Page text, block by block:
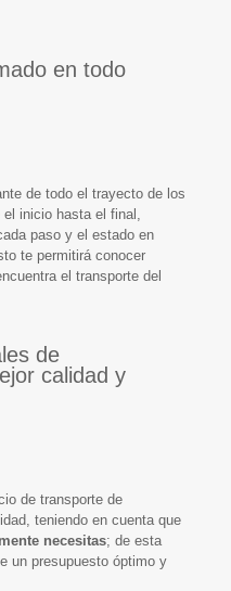
en todo
de todo el trayecto de los
inicio hasta el final,
paso y el estado en
te permitirá conocer
el transporte del
de
calidad y
de transporte de
teniendo en cuenta que
necesitas; de esta
un presupuesto óptimo y